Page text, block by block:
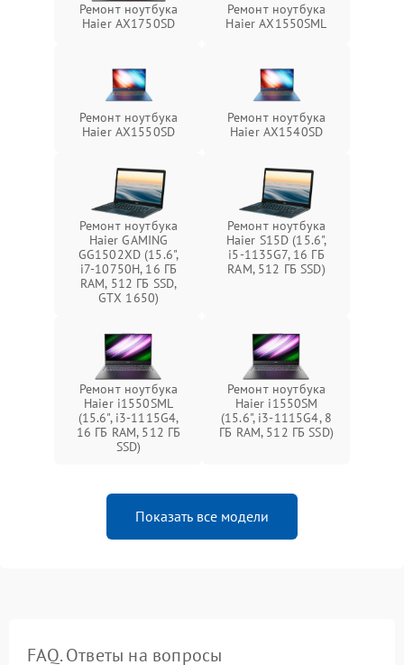
Ремонт ноутбука
Haier AX1750SD
Ремонт ноутбука
Haier AX1550SML
Ремонт ноутбука
Haier AX1550SD
Ремонт ноутбука
Haier AX1540SD
Ремонт ноутбука
Haier GAMING
GG1502XD (15.6",
i7-10750H, 16 ГБ
RAM, 512 ГБ SSD,
GTX 1650)
Ремонт ноутбука
Haier S15D (15.6",
i5-1135G7, 16 ГБ
RAM, 512 ГБ SSD)
Ремонт ноутбука
Haier i1550SML
(15.6", i3-1115G4,
16 ГБ RAM, 512 ГБ
SSD)
Ремонт ноутбука
Haier i1550SM
(15.6", i3-1115G4, 8
ГБ RAM, 512 ГБ SSD)
Показать все модели
FAQ. Ответы на вопросы